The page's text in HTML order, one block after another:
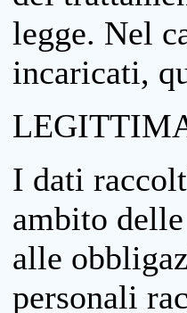
legge. Nel
incaricati,
I dati
ambito
alle
personali